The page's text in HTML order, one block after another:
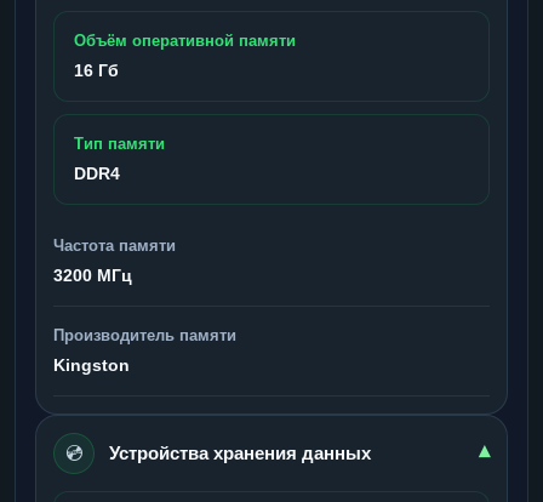
Объём оперативной памяти
16 Гб
Тип памяти
DDR4
Частота памяти
3200 МГц
Производитель памяти
Kingston
💿 Устройства хранения данных ▾